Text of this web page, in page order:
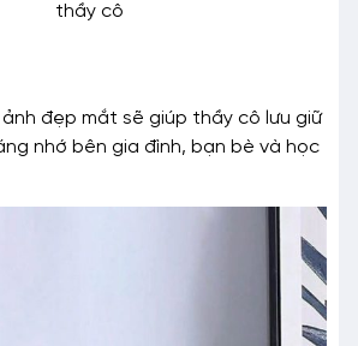
thầy cô
đẹp mắt sẽ giúp thầy cô lưu giữ
nhớ bên gia đình, bạn bè và học